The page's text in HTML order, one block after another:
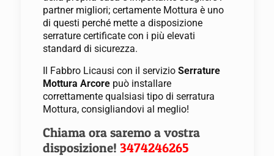
partner migliori; certamente Mottura è uno
di questi perché mette a disposizione
serrature certificate con i più elevati
standard di sicurezza.
Il Fabbro Licausi con il servizio Serrature
Mottura Arcore può installare
correttamente qualsiasi tipo di serratura
Mottura, consigliandovi al meglio!
Chiama ora saremo a vostra
disposizione! 3474246265